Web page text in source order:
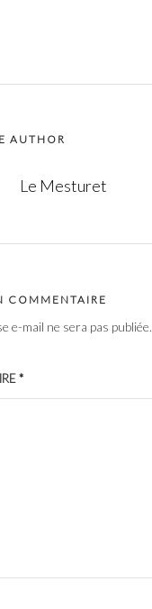
AUTHOR
Le Mesturet
COMMENTAIRE
e-mail ne sera pas publiée.
*